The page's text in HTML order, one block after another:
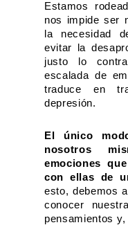
Estamos
nos impide ser
la necesidad
evitar la
justo lo
escalada de
traduce en
depresión.
El único
nosotros
emociones
con ellas de
esto, debemos
conocer
pensamientos